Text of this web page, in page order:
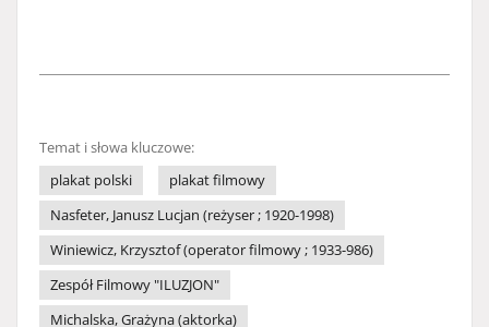
Temat i słowa kluczowe:
plakat polski
plakat filmowy
Nasfeter, Janusz Lucjan (reżyser ; 1920-1998)
Winiewicz, Krzysztof (operator filmowy ; 1933-986)
Zespół Filmowy "ILUZJON"
Michalska, Grażyna (aktorka)